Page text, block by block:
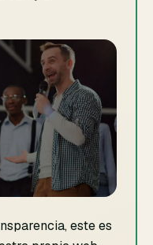
este es